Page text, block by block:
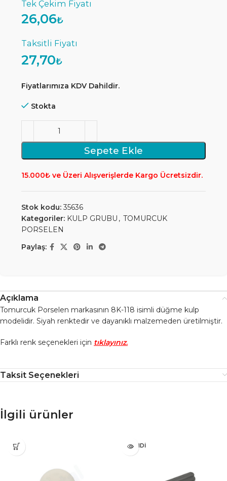
26,06₺
27,70₺
Fiyatlarımıza KDV Dahildir.
Stokta
Sepete Ekle
15.000₺ ve Üzeri Alışverişlerde Kargo Ücretsizdir.
Stok kodu:35636
Kategoriler: KULP GRUBU , TOMURCUK
PORSELEN
Paylaş:
Açıklama
Tomurcuk Porselen markasının 8K-118 isimli düğme kulp
modelidir. Siyah renktedir ve dayanıklı malzemeden üretilmiştir.
Farklı renk seçenekleri için tıklayınız.
Taksit Seçenekleri
İlgili ürünler
TÜKENDI